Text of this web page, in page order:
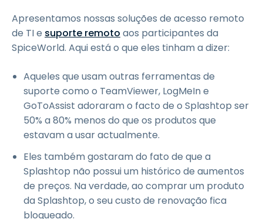
Apresentamos nossas soluções de acesso remoto
de TI e suporte remoto aos participantes da
SpiceWorld. Aqui está o que eles tinham a dizer:
Aqueles que usam outras ferramentas de
suporte como o TeamViewer, LogMeIn e
GoToAssist adoraram o facto de o Splashtop ser
50% a 80% menos do que os produtos que
estavam a usar actualmente.
Eles também gostaram do fato de que a
Splashtop não possui um histórico de aumentos
de preços. Na verdade, ao comprar um produto
da Splashtop, o seu custo de renovação fica
bloqueado.